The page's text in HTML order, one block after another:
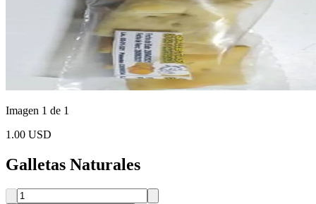
Imagen 1 de 1
1.00 USD
Galletas Naturales